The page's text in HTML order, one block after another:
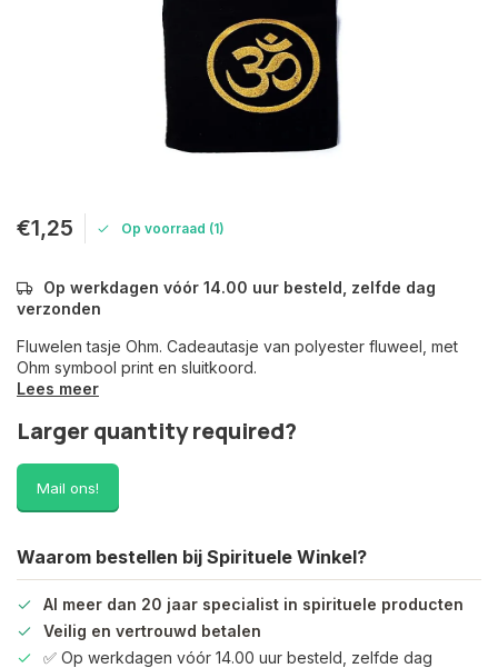
€1,25 Op voorraad (1)
Op werkdagen vóór 14.00 uur besteld, zelfde dag
verzonden
Fluwelen tasje Ohm. Cadeautasje van polyester fluweel, met
Ohm symbool print en sluitkoord.
Lees meer
Larger quantity required?
Mail ons!
Waarom bestellen bij Spirituele Winkel?
Al meer dan 20 jaar specialist in spirituele producten
Veilig en vertrouwd betalen
✅ Op werkdagen vóór 14.00 uur besteld, zelfde dag